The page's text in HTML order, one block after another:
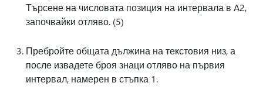
Търсене на числовата позиция на интервала в A2,
започвайки отляво. (5)
Пребройте общата дължина на текстовия низ, а
после извадете броя знаци отляво на първия
интервал, намерен в стъпка 1.